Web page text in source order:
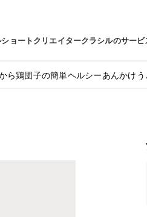
ョートクリエイタークラシルのサービ
ら鶏団子の簡単ヘルシーあんかけう